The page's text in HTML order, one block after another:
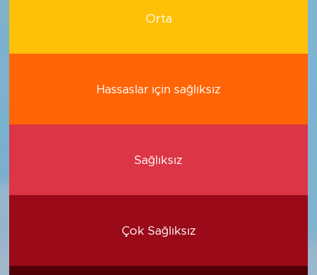
Orta
Hassaslar için sağlıksız
Sağlıksız
Çok Sağlıksız